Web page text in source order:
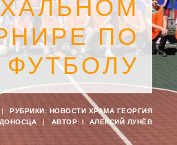
ПО
ФУТБОЛУ
| РУБРИКИ: НОВОСТИ ХРАМА ГЕОРГИЯ
| АВТОР: I. АЛЕКСИЙ ЛУНЁВ